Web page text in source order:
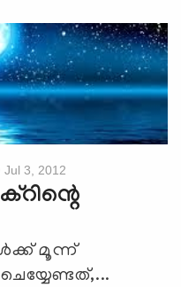
Jul 3, 2012
മൂന്ന്